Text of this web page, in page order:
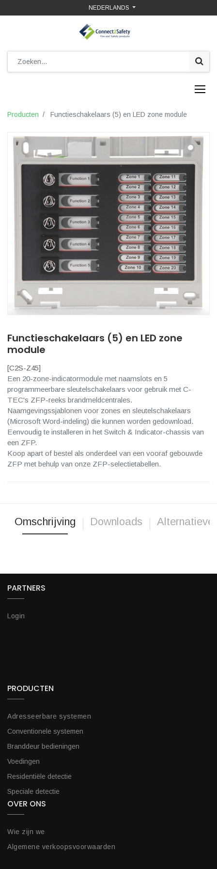
NEDERLANDS
Producten Functieschakelaars (5) en LED zone module
Functieschakelaars (5) en LED zone
module
[C2S-Z45]
Een 20-zone-indicatormodule met naamslots en 5
programmeerbare sleutelschakelaars voor gebruik met C-
TEC's ZFP-reeks brandmeldcentrales.
Naamgevingssjablonen voor zones en sleutelschakelaars
(Microsoft Word-indeling) die kunnen worden gedownload.
Eenvoudig te installeren in het Switch & Indicator-chassis van
een ZFP.
Koop apart of bestel als onderdeel van een vooraf gebouwde
ZFP met behulp van onze ZFP-selectietabellen.
Omschrijving Downloads Alternatieve
PARTNERS
Login
PRODUCTEN
Adresseerbare systemen
Conventionele systemen
Branddeur bedieningen
Voedingen
Residentiële detectie
Speciale detectie
OVER ONS
Wie zijn we
Algemene verkoopsvoorwaarden